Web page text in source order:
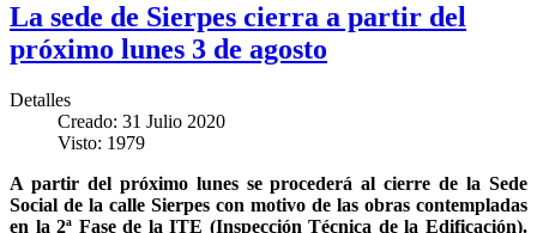
La sede de Sierpes cierra a partir del
próximo lunes 3 de agosto
Detalles
Creado: 31 Julio 2020
Visto: 1979
A partir del próximo lunes se procederá al cierre de la Sede
Social de la calle Sierpes con motivo de las obras contempladas
en la 2ª Fase de la ITE (Inspección Técnica de la Edificación).